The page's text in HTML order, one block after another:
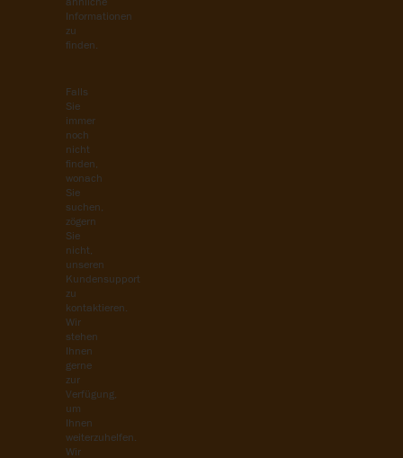
Informationen
zu
finden.
Falls
Sie
immer
noch
nicht
finden,
wonach
Sie
suchen,
zögern
Sie
nicht,
unseren
Kundensupport
zu
kontaktieren.
Wir
stehen
Ihnen
gerne
zur
Verfügung,
um
Ihnen
weiterzuhelfen.
Wir